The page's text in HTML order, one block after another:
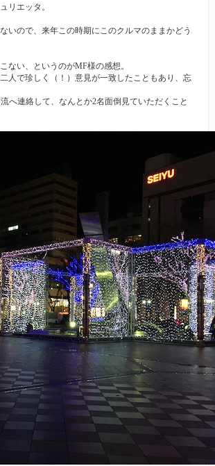
リエッタ。
いので、来年この時期にこのクルマのままかどう
い、というのがMF様の感想。
人で珍しく（！）意見が一致したこともあり、忘
へ連絡して、なんとか2名面倒見ていただくこと